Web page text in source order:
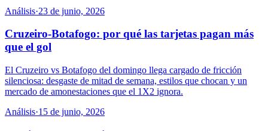
Análisis·23 de junio, 2026
Cruzeiro-Botafogo: por qué las tarjetas pagan más
que el gol
El Cruzeiro vs Botafogo del domingo llega cargado de fricción
silenciosa: desgaste de mitad de semana, estilos que chocan y un
mercado de amonestaciones que el 1X2 ignora.
Análisis·15 de junio, 2026